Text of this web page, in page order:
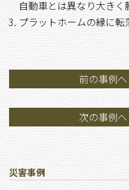
自動車とは異なり大きく
プラットホームの縁に転
前の事例へ
次の事例へ
災害事例